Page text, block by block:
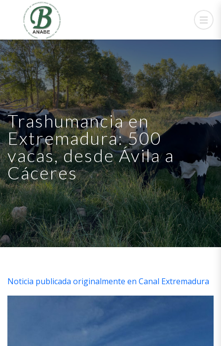
Trashumancia en
Extremadura: 500
vacas, desde Ávila a
Cáceres
Noticia publicada originalmente en Canal Extremadura